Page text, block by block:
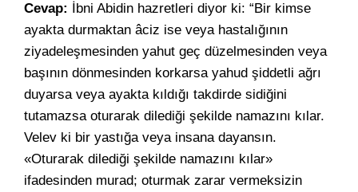
Cevap: İbni Abidin hazretleri diyor ki: “Bir kimse
ayakta durmaktan âciz ise veya hastalığının
ziyadeleşmesinden yahut geç düzelmesinden veya
başının dönmesinden korkarsa yahud şiddetli ağrı
duyarsa veya ayakta kıldığı takdirde sidiğini
tutamazsa oturarak dilediği şekilde namazını kılar.
Velev ki bir yastığa veya insana dayansın.
«Oturarak dilediği şekilde namazını kılar»
ifadesinden murad; oturmak zarar vermeksizin